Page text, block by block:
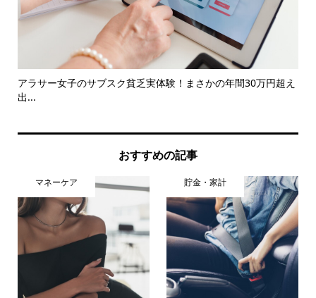
アラサー女子のサブスク貧乏実体験！まさかの年間30万円超え
出...
おすすめの記事
マネーケア 貯金・家計